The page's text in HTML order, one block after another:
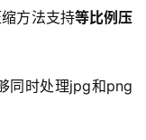
方法支持等比例压
同时处理jpg和png